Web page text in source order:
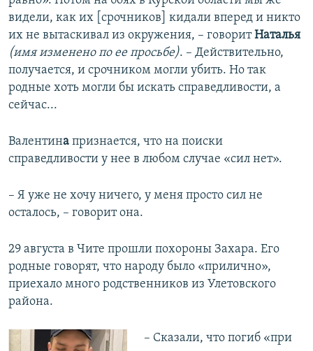
видели, как их [срочников] кидали вперед и никто
их не вытаскивал из окружения, – говоритНаталья
(имя изменено по ее просьбе). – Действительно,
получается, и срочником могли убить. Но так
родные хоть могли бы искать справедливости, а
сейчас...
Валентина признается, что на поиски
справедливости у нее в любом случае «сил нет».
– Я уже не хочу ничего, у меня просто сил не
осталось, – говорит она.
29 августа в Чите прошли похороны Захара. Его
родные говорят, что народу было «прилично»,
приехало много родственников из Улетовского
района.
– Сказали, что погиб «при